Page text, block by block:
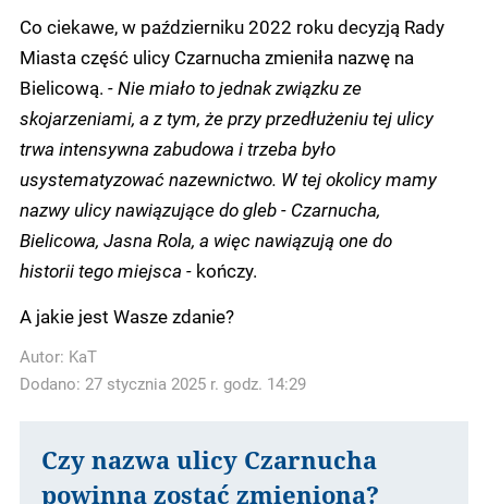
Co ciekawe, w październiku 2022 roku decyzją Rady
Miasta część ulicy Czarnucha zmieniła nazwę na
Bielicową. - Nie miało to jednak związku ze
skojarzeniami, a z tym, że przy przedłużeniu tej ulicy
trwa intensywna zabudowa i trzeba było
usystematyzować nazewnictwo. W tej okolicy mamy
nazwy ulicy nawiązujące do gleb - Czarnucha,
Bielicowa, Jasna Rola, a więc nawiązują one do
historii tego miejsca - kończy.
A jakie jest Wasze zdanie?
Autor: KaT
Dodano: 27 stycznia 2025 r. godz. 14:29
Czy nazwa ulicy Czarnucha
powinna zostać zmieniona?